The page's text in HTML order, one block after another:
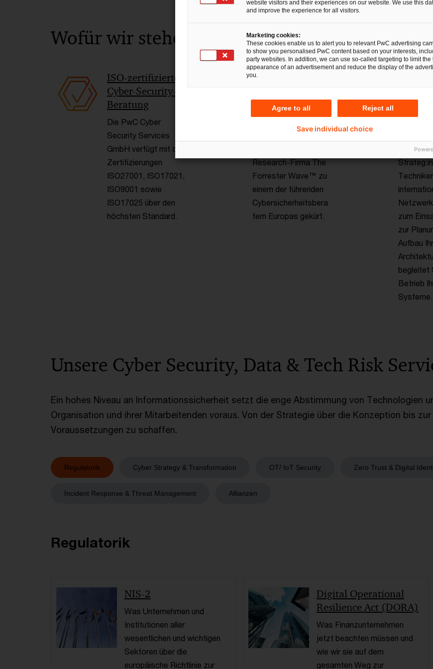
Wofür wir stehen
ISO-zertifizierte
Cyber-Security-
Beratung
Die PwC Cyber
Security Services
GmbH verfügt mit den
Zertifizierungen
ISO27001, ISO17021,
ISO9001 sowie
ISO17025 über den
höchsten Standard.
Von
Research-Firma
ausgezeichnet
PwC wurde von der
Research-Firma The
Forrester Wave™ zu
einem der führenden
Cybersicherheitsbera
tern Europas gekürt.
Team
zum
zur
Aufbau
begleitet
Betrieb
Systeme.
Unsere Cyber Security, Data & Tech Risk
Ein hohes Niveau an Informationssicherheit setzt die enge Abstimmung von Technologien
Organisation und ihrer Mitarbeitenden voraus. Von der Strategie über die Konzeption bis
Voraussetzungen zu schaffen.
Regulatorik Cyber Strategy & Transformation OT/ IoT Security Zero Trust & Digital
Incident Response & Threat Management Allianzen
Regulatorik
NIS-2
Was Unternehmen und
Institutionen aller
wesentlichen und wichtigen
Sektoren über die
europäische Richtlinie zur
Digital Operational
Resilience Act (DORA)
Was Finanzunternehmen
jetzt beachten müssen und
wie wir sie auf dem
gesamten Weg zur
website visitors and their experiences on our website. We use this
and improve the experience for all visitors.
Marketing cookies:
These cookies enable us to alert you to relevant PwC advertising
to show you personalised PwC content based on your interests,
party websites. In addition, we can use so-called targeting to limit the
appearance of an advertisement and reduce the display of the
you.
Agree to all Reject all
Save individual choice